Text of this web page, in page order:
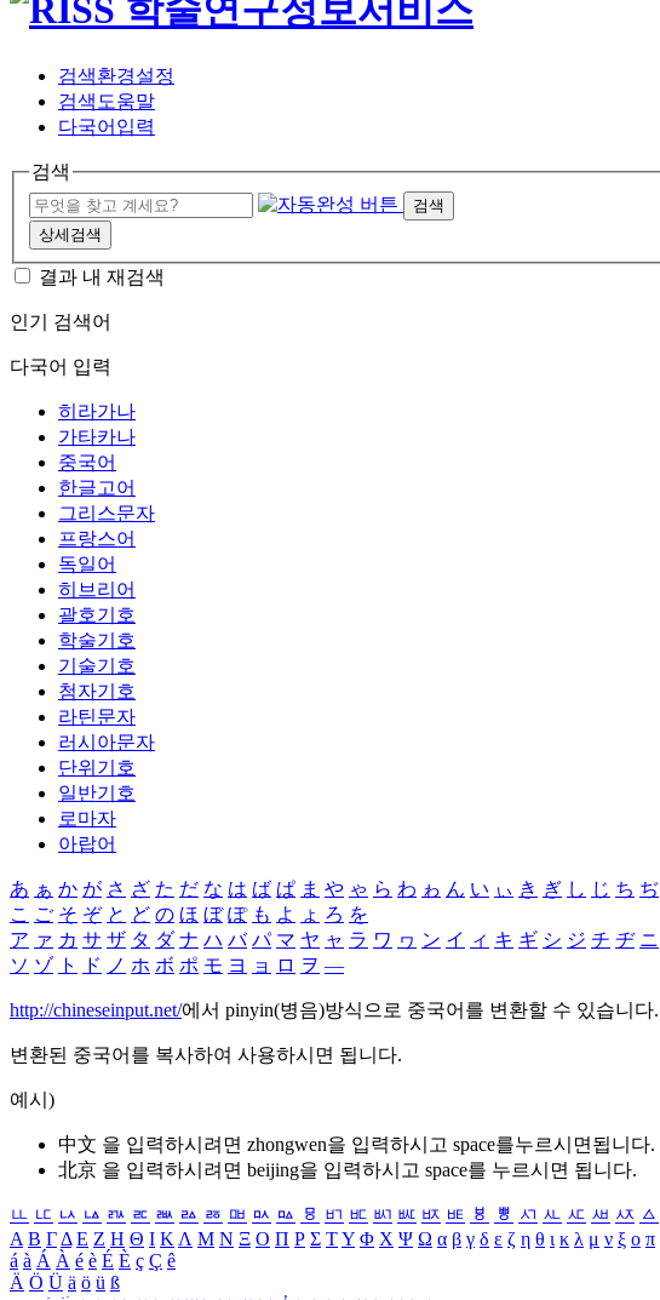
검색환경설정
검색도움말
다국어입력
검색
검색
상세검색
결과 내 재검색
인기 검색어
다국어 입력
히라가나
가타카나
중국어
한글고어
그리스문자
프랑스어
독일어
히브리어
괄호기호
학술기호
기술기호
첨자기호
라틴문자
러시아문자
단위기호
일반기호
로마자
아랍어
あ ぁ か が さ ざ た だ な は ば ぱ ま や ゃ ら わ ゎ ん い ぃ き ぎ し じ ち ぢ
こ ご そ ぞ と ど の ほ ぼ ぽ も よ ょ ろ を
ア ァ カ サ ザ タ ダ ナ ハ バ パ マ ヤ ャ ラ ワ ヮ ン イ ィ キ ギ シ ジ チ ヂ ニ
ソ ゾ ト ド ノ ホ ボ ポ モ ヨ ョ ロ ヲ ―
http://chineseinput.net/에서 pinyin(병음)방식으로 중국어를 변환할 수 있습니다.
변환된 중국어를 복사하여 사용하시면 됩니다.
예시)
中文 을 입력하시려면 zhongwen을 입력하시고 space를누르시면됩니다.
北京 을 입력하시려면 beijing을 입력하시고 space를 누르시면 됩니다.
ㅥ ㅦ ㅧ ㅨ ㅩ ㅪ ㅫ ㅬ ㅭ ㅮ ㅯ ㅰ ㅱ ㅲ ㅳ ㅴ ㅵ ㅶ ㅷ ㅸ ㅹ ㅺ ㅻ ㅼ ㅽ ㅾ ㅿ
Α Β ΓΔ Ε Ζ Η Θ Ι ΚΛ Μ Ν Ξ Ο Π Ρ Σ ΤΥ Φ Χ Ψ Ω α β γ δ ε ζ η θ ι κ λ μ ν ξ ο π
á à Á À é è É È ç Ç ê
Ä Ö Ü ä ö ü ß